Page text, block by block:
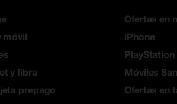
móvil
y fibra
prepago
Ofertas en
iPhone
PlayStation
Móviles
Ofertas en